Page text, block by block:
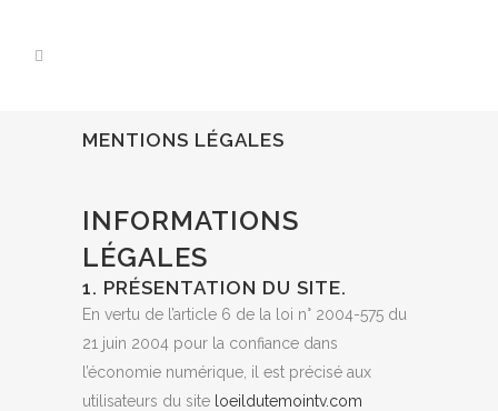
MENTIONS LÉGALES
INFORMATIONS
LÉGALES
1. PRÉSENTATION DU SITE.
En vertu de l’article 6 de la loi n° 2004-575 du
21 juin 2004 pour la confiance dans
l’économie numérique, il est précisé aux
utilisateurs du site loeildutemointv.com